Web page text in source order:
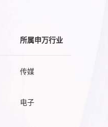
所属申万行业
传媒
电子